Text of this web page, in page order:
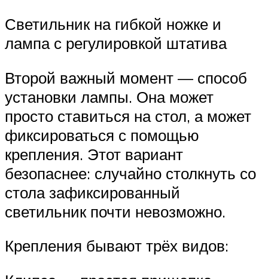
‍Светильник на гибкой ножке и
лампа с регулировкой штатива‍
Второй важный момент — способ
установки лампы. Она может
просто ставиться на стол, а может
фиксироваться с помощью
крепления. Этот вариант
безопаснее: случайно столкнуть со
стола зафиксированный
светильник почти невозможно.
Крепления бывают трёх видов: